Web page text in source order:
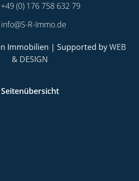
+49 (0) 176 758 632 79
info@S-R-Immo.de
Immobilien | Supported byWEB
& DESIGN
Seitenübersicht